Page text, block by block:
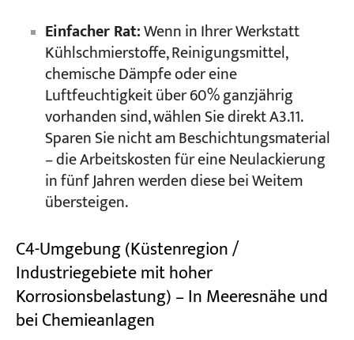
Einfacher Rat:Wenn in Ihrer Werkstatt
Kühlschmierstoffe, Reinigungsmittel,
chemische Dämpfe oder eine
Luftfeuchtigkeit über 60% ganzjährig
vorhanden sind, wählen Sie direkt A3.11.
Sparen Sie nicht am Beschichtungsmaterial
– die Arbeitskosten für eine Neulackierung
in fünf Jahren werden diese bei Weitem
übersteigen.
C4-Umgebung (Küstenregion /
Industriegebiete mit hoher
Korrosionsbelastung) – In Meeresnähe und
bei Chemieanlagen